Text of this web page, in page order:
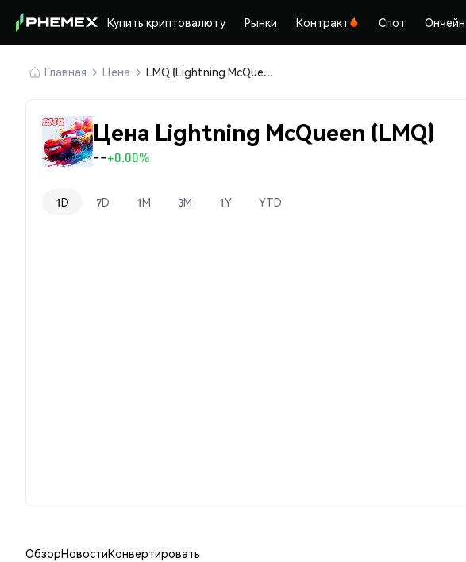
Купить криптовалюту Рынки Контракт Спот Ончейн
Главная Цена LMQ (Lightning McQueen)
Цена Lightning McQueen (LMQ)
--+0.00%
1D 7D 1M 3M 1Y YTD
ОбзорНовостиКонвертировать